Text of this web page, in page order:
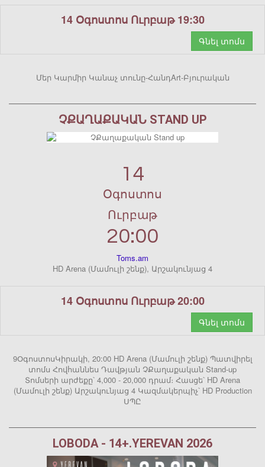
14 Օգոստոս Ուրբաթ 19:30
Գնել տոմս
Մեր Կարմիր Կանաչ տունը-ՀանդArt-Բյուրական
ՉՔԱՂԱՔԱԿԱՆ STAND UP
14
Օգոստոս
Ուրբաթ
20:00
Toms.am
HD Arena (Մամուլի շենք), Արշակունյաց 4
14 Օգոստոս Ուրբաթ 20:00
Գնել տոմս
9ՕգոստոսԿիրակի, 20:00 HD Arena (Մամուլի շենք) Պատվիրել
տոմս Հովհաննես Դավթյան ՉՔաղաքական Stand-up
Տոմսերի արժեքը՝ 4,000 - 20,000 դրամ։ Հասցե՝ HD Arena
(Մամուլի շենք) Արշակունյաց 4 Կազմակերպիչ՝ HD Production
ՍՊԸ
LOBODA - 14+.YEREVAN 2026